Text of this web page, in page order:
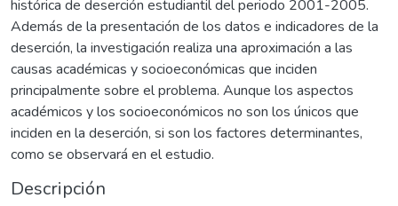
histórica de deserción estudiantil del periodo 2001-2005.
Además de la presentación de los datos e indicadores de la
deserción, la investigación realiza una aproximación a las
causas académicas y socioeconómicas que inciden
principalmente sobre el problema. Aunque los aspectos
académicos y los socioeconómicos no son los únicos que
inciden en la deserción, si son los factores determinantes,
como se observará en el estudio.
Descripción